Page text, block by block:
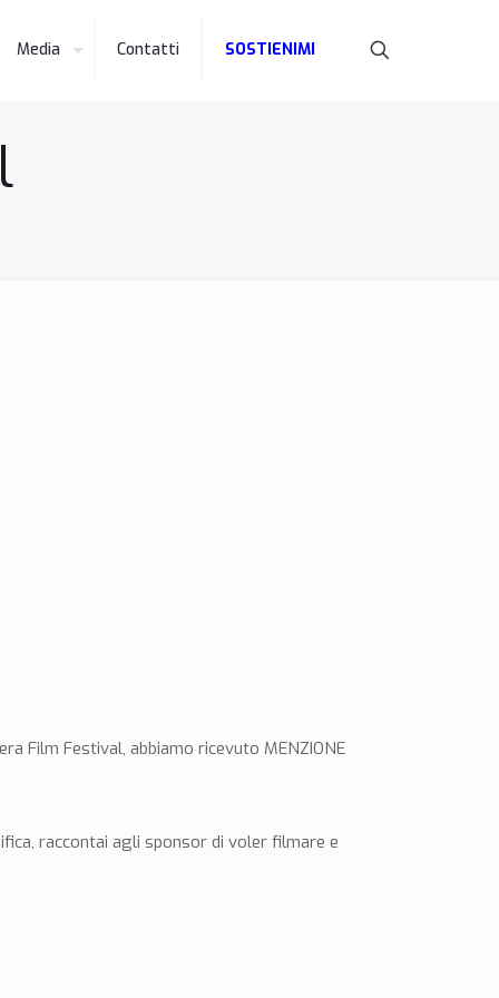
Media Contatti SOSTIENIMI
Film Festival, abbiamo ricevuto MENZIONE
raccontai agli sponsor di voler filmare e